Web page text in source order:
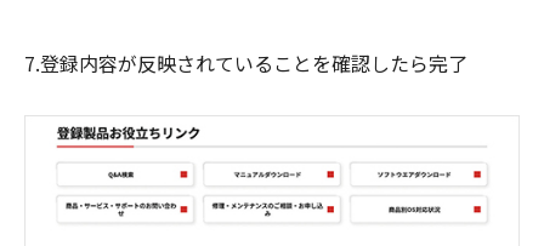
7.登録内容が反映されていることを確認したら完了